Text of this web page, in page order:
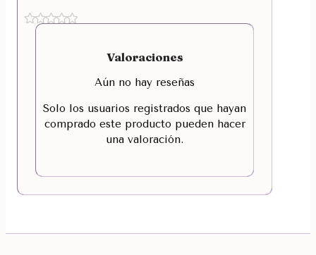
Valoraciones
Aún no hay reseñas
Solo los usuarios registrados que hayan
comprado este producto pueden hacer
una valoración.